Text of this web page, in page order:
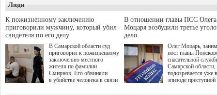
"Помощь фронту и семьям
участников СВО", которая
прошла в Отрадном 7
августа.
на трудоустройство
спокойную
мирной жизни.
Люди
К пожизненному заключению
приговорили мужчину, который убил
свидетеля по его делу
В Самарской области суд
приговорил к пожизненному
заключению местного
жителя по фамилии
Смирнов. Его обвиняли
в убийстве человека в связи
В отношении главы ПСС Олега
Моцаря возбудили третье
дело
Олег Моцарь,
пост главы
спасательной
Самарской области,
подозревается уже
эпизоде преступной